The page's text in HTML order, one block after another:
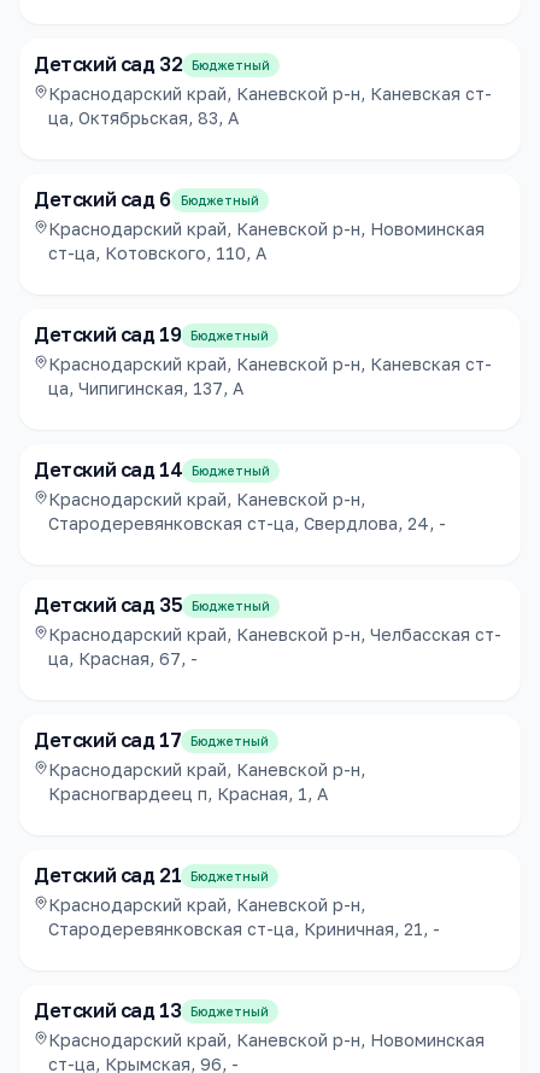
Детский сад 32 Бюджетный
Краснодарский край, Каневской р-н, Каневская ст-
ца, Октябрьская, 83, А
Детский сад 6 Бюджетный
Краснодарский край, Каневской р-н, Новоминская
ст-ца, Котовского, 110, А
Детский сад 19 Бюджетный
Краснодарский край, Каневской р-н, Каневская ст-
ца, Чипигинская, 137, А
Детский сад 14 Бюджетный
Краснодарский край, Каневской р-н,
Стародеревянковская ст-ца, Свердлова, 24, -
Детский сад 35 Бюджетный
Краснодарский край, Каневской р-н, Челбасская ст-
ца, Красная, 67, -
Детский сад 17 Бюджетный
Краснодарский край, Каневской р-н,
Красногвардеец п, Красная, 1, А
Детский сад 21 Бюджетный
Краснодарский край, Каневской р-н,
Стародеревянковская ст-ца, Криничная, 21, -
Детский сад 13 Бюджетный
Краснодарский край, Каневской р-н, Новоминская
ст-ца, Крымская, 96, -